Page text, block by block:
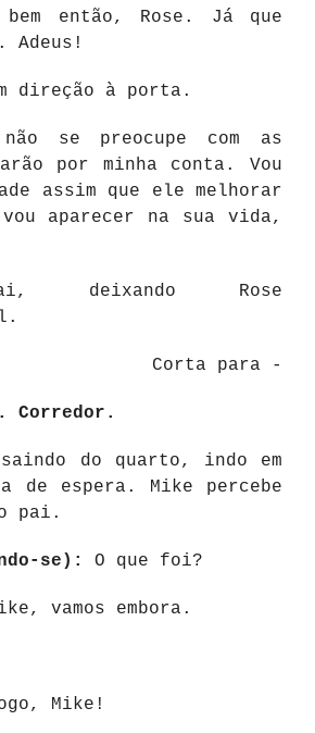
bem então, Rose. Já que
Adeus!
direção à porta.
se preocupe com as
por minha conta. Vou
assim que ele melhorar
aparecer na sua vida,
deixando Rose
Corta para -
Corredor.
saindo do quarto, indo em
de espera. Mike percebe
pai.
se): O que foi?
vamos embora.
Mike!